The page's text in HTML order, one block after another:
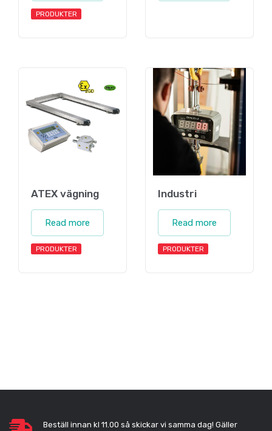
PRODUKTER
ATEX vägning
Read more
PRODUKTER
Industri
Read more
PRODUKTER
Beställ innan kl 11.00 så skickar vi samma dag! Gäller